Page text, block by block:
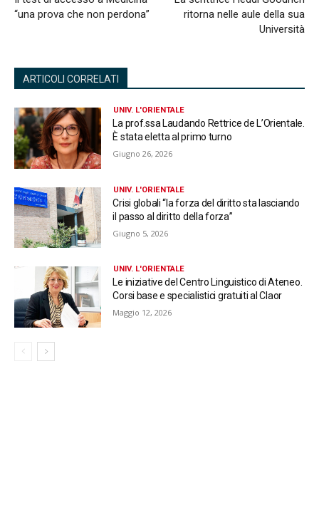
“una prova che non perdona”
ritorna nelle aule della sua
Università
ARTICOLI CORRELATI
UNIV. L'ORIENTALE
La prof.ssa Laudando Rettrice de L’Orientale.
È stata eletta al primo turno
Giugno 26, 2026
UNIV. L'ORIENTALE
Crisi globali “la forza del diritto sta lasciando
il passo al diritto della forza”
Giugno 5, 2026
UNIV. L'ORIENTALE
Le iniziative del Centro Linguistico di Ateneo.
Corsi base e specialistici gratuiti al Claor
Maggio 12, 2026